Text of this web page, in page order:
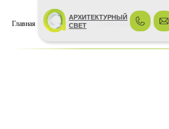
АРХИТЕКТУРНЫЙ
СВЕТ
Главная Оборудование Акцентные светильники